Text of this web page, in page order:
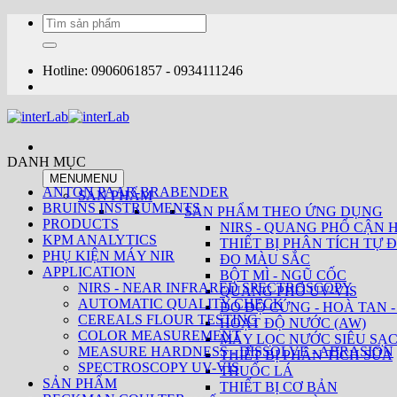
dung
Tìm
kiếm:
Hotline: 0906061857 - 0934111246
MENUMENU
SẢN PHẨM
SẢN PHẨM THEO ỨNG DỤNG
NIRS - QUANG PHỔ CẬN
THIẾT BỊ PHÂN TÍCH TỰ
ĐO MÀU SẮC
BỘT MÌ - NGŨ CỐC
QUANG PHỔ UV-VIS
ĐO ĐỘ CỨNG - HOÀ TAN
HOẠT ĐỘ NƯỚC (AW)
MÁY LỌC NƯỚC SIÊU
THIẾT BỊ PHÂN TÍCH SỮA
THUỐC LÁ
THIẾT BỊ CƠ BẢN
DANH MỤC
ANTON PAAR-BRABENDER
BRUINS INSTRUMENTS
PRODUCTS
KPM ANALYTICS
PHỤ KIỆN MÁY NIR
APPLICATION
NIRS - NEAR INFRARED SPECTROSCOPY
AUTOMATIC QUALITY CHECK
CEREALS FLOUR TESTING
COLOR MEASUREMENT
MEASURE HARDNESS - DISSOLVE - ABRASION
SPECTROSCOPY UV-VIS
SẢN PHẨM